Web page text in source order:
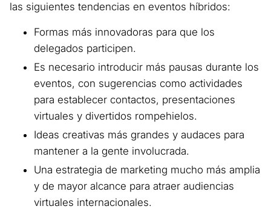
las siguientes tendencias en eventos híbridos:
Formas más innovadoras para que los
delegados participen.
Es necesario introducir más pausas durante los
eventos, con sugerencias como actividades
para establecer contactos, presentaciones
virtuales y divertidos rompehielos.
Ideas creativas más grandes y audaces para
mantener a la gente involucrada.
Una estrategia de marketing mucho más amplia
y de mayor alcance para atraer audiencias
virtuales internacionales.